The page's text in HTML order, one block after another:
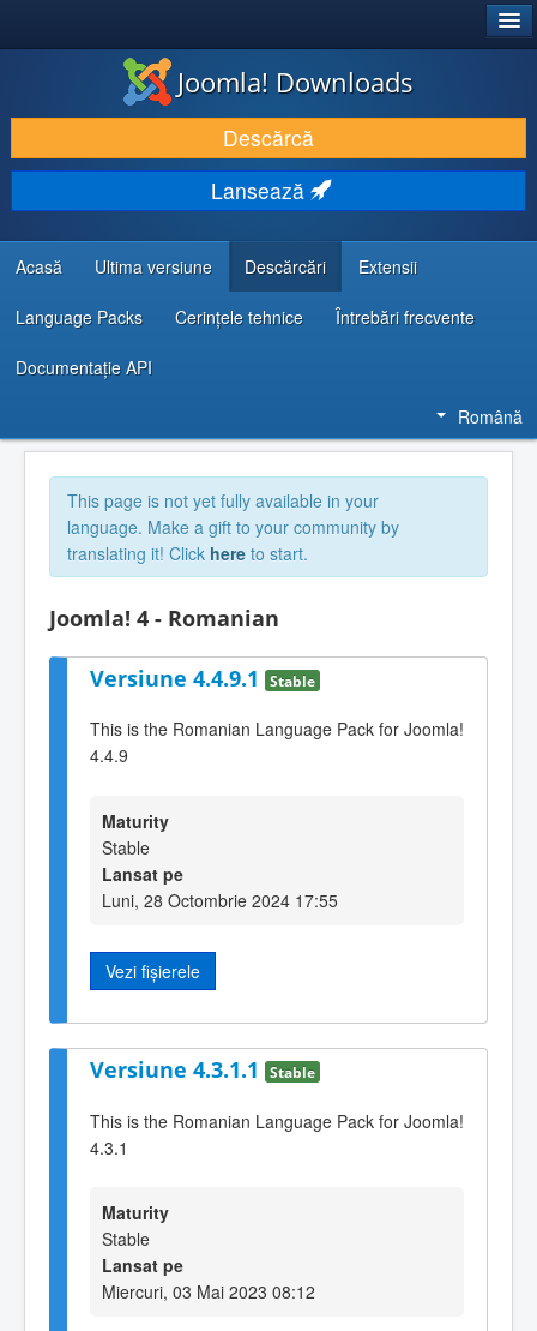
DESCARCĂ & ȘI EXTINDE
DESCOPERĂ & ÎNVAȚĂ
COMUNITATE & SUPORT
RESURSE DEZVOLTATORI
Joomla! Downloads
Descărcă
Lansează
Acasă Ultima versiune Descărcări Extensii
Language Packs Cerințele tehnice Întrebări frecvente
Documentaţie API
Română
This page is not yet fully available in your
language. Make a gift to your community by
translating it! Click here to start.
Joomla! 4 - Romanian
Versiune 4.4.9.1 Stable
This is the Romanian Language Pack for Joomla!
4.4.9
Maturity
Stable
Lansat pe
Luni, 28 Octombrie 2024 17:55
Vezi fișierele
Versiune 4.3.1.1 Stable
This is the Romanian Language Pack for Joomla!
4.3.1
Maturity
Stable
Lansat pe
Miercuri, 03 Mai 2023 08:12